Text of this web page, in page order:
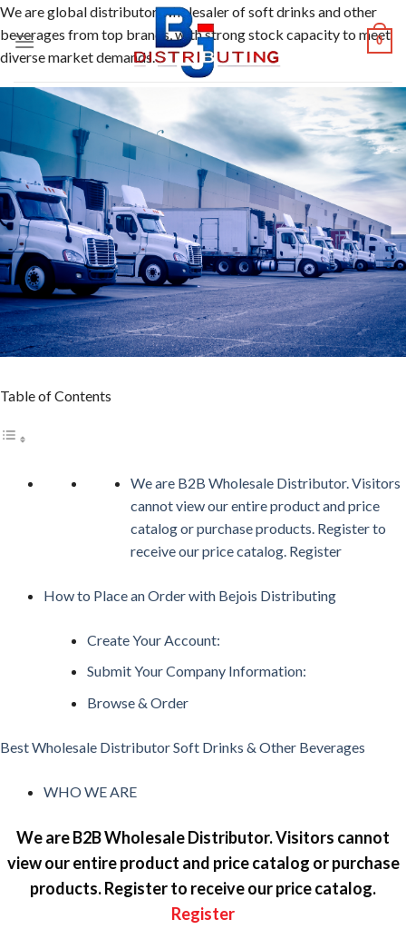
Skip
to
content
0
We are global distributor, wholesaler of soft drinks and other
beverages from top brands, with strong stock capacity to meet
diverse market demands.
Table of Contents
We are B2B Wholesale Distributor. Visitors
cannot view our entire product and price
catalog or purchase products. Register to
receive our price catalog. Register
How to Place an Order with Bejois Distributing
Create Your Account:
Submit Your Company Information:
Browse & Order
Best Wholesale Distributor Soft Drinks & Other Beverages
WHO WE ARE
We are B2B Wholesale Distributor. Visitors cannot
view our entire product and price catalog or purchase
products. Register to receive our price catalog.
Register